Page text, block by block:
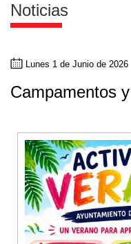
Noticias
Lunes 1 de Junio de 2026
Campamentos